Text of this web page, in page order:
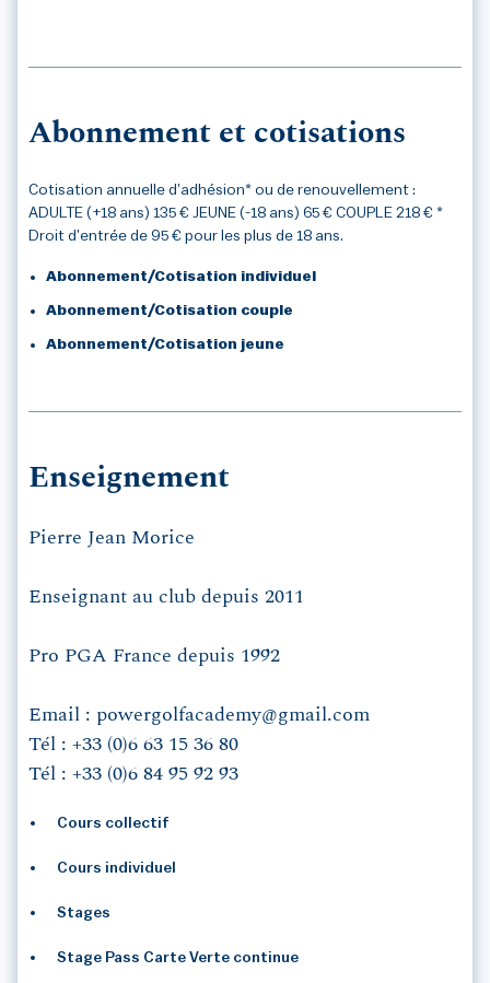
2/2
Abonnement et cotisations
Cotisation annuelle d’adhésion* ou de renouvellement :
ADULTE (+18 ans) 135 € JEUNE (-18 ans) 65 € COUPLE 218 € *
Droit d’entrée de 95 € pour les plus de 18 ans.
Abonnement/Cotisation individuel
Abonnement/Cotisation couple
Abonnement/Cotisation jeune
Enseignement
Pierre Jean Morice
Enseignant au club depuis 2011
Pro PGA France depuis 1992
Email : powergolfacademy@gmail.com
Tél : +33 (0)6 63 15 36 80
Tél : +33 (0)6 84 95 92 93
Cours collectif
Cours individuel
Stages
Stage Pass Carte Verte continue